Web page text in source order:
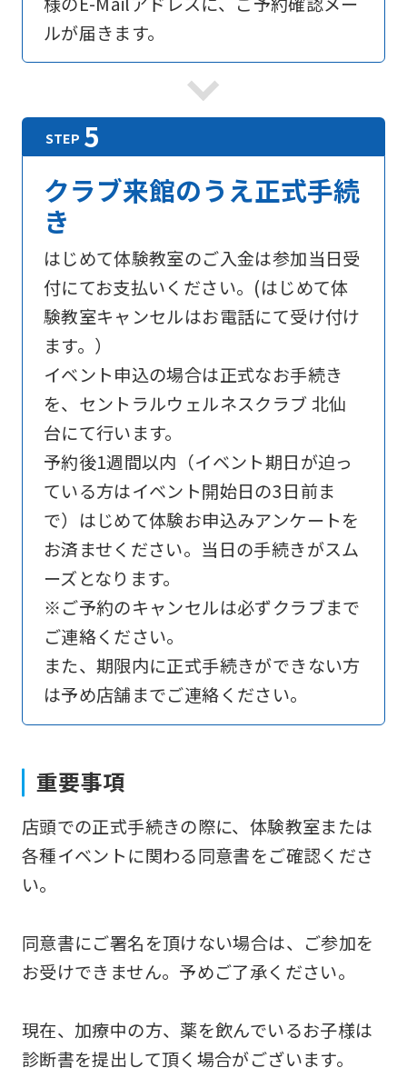
ルが届きます。
クラブ来館のうえ正式手続
き
はじめて体験教室のご入金は参加当日受
付にてお支払いください。(はじめて体
験教室キャンセルはお電話にて受け付け
ます。）
イベント申込の場合は正式なお手続き
を、セントラルウェルネスクラブ 北仙
台にて行います。
予約後1週間以内（イベント期日が迫っ
ている方はイベント開始日の3日前ま
で）はじめて体験お申込みアンケートを
お済ませください。当日の手続きがスム
ーズとなります。
※ご予約のキャンセルは必ずクラブまで
ご連絡ください。
また、期限内に正式手続きができない方
は予め店舗までご連絡ください。
重要事項
店頭での正式手続きの際に、体験教室または
各種イベントに関わる同意書をご確認くださ
い。
同意書にご署名を頂けない場合は、ご参加を
お受けできません。予めご了承ください。
現在、加療中の方、薬を飲んでいるお子様は
診断書を提出して頂く場合がございます。
For
foreigners
Central
official
website
is
translated
into
Click
the
link
below
automatic
to
return
to
page.
However,
if
use
an
automatic
translation
service,